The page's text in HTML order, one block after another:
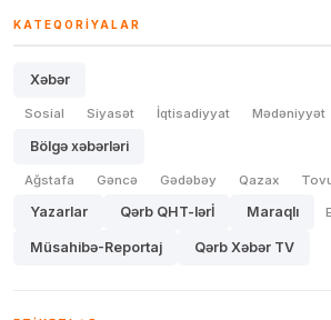
KATEQORIYALAR
Xəbər
Sosial Siyasət İqtisadiyyat Mədəniyyət
Bölgə xəbərləri
Ağstafa Gəncə Gədəbəy Qazax
Yazarlar Qərb QHT-lərİ Maraqlı
Müsahibə-Reportaj Qərb Xəbər TV